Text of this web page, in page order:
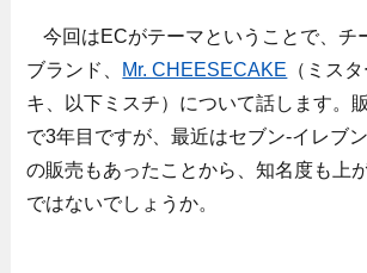
今回はECがテーマということで、チ
ブランド、 Mr. CHEESECAKE （ミス
キ、以下ミスチ）について話します。
で3年目ですが、最近はセブン-イレブ
の販売もあったことから、知名度も上
ではないでしょうか。